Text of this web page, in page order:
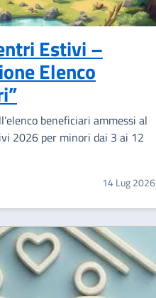
Estivi –
Elenco
beneficiari ammessi al
2026 per minori dai 3 ai 12
14 Lug 2026